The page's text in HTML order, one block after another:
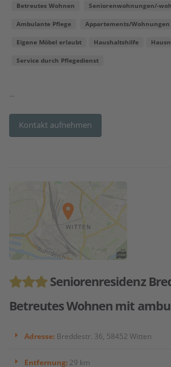
Betreutes Wohnen Seniorenwohnungen/-
Ambulante Pflege Appartements/Wohnungen
Eigene Möbel erlaubt Haushaltshilfe
Service durch Pflegedienst
...
Kontakt aufnehmen
Seniorenresidenz
Betreutes Wohnen mit
Adresse: Breddestr. 36, 58452 Witten
Entfernung: 29 km